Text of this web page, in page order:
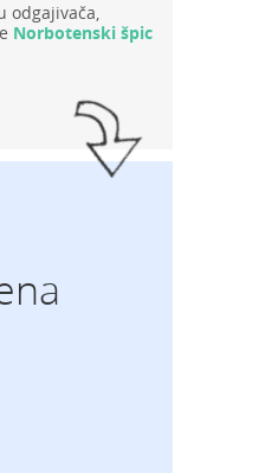
odgajivača,
Norbotenski špic